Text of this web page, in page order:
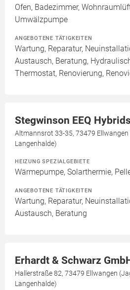
Ofen, Badezimmer,
Umwälzpumpe
ANGEBOTENE TÄTIGKEITEN
Wartung, Reparatur,
Austausch, Beratung,
Thermostat, Renovierung,
Stegwinson EEQ
Altmannsrot 33-35, 73479
Langenhalde)
HEIZUNG SPEZIALGEBIETE
Wärmepumpe, Solarthermie,
ANGEBOTENE TÄTIGKEITEN
Wartung, Reparatur,
Austausch, Beratung
Erhardt & Schwarz
Hallerstraße 82, 73479 Ellwangen
Langenhalde)